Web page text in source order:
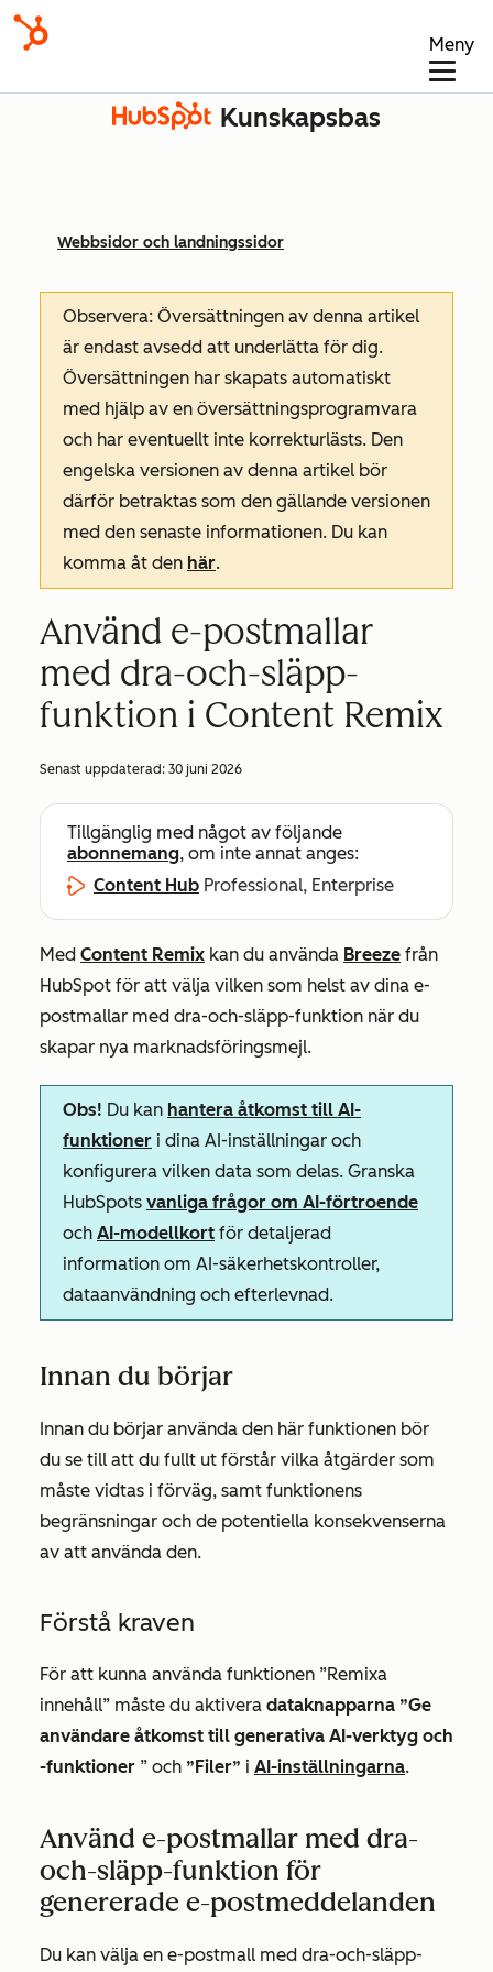
Meny
Kunskapsbas
Webbsidor och landningssidor
Observera: Översättningen av denna artikel
är endast avsedd att underlätta för dig.
Översättningen har skapats automatiskt
med hjälp av en översättningsprogramvara
och har eventuellt inte korrekturlästs. Den
engelska versionen av denna artikel bör
därför betraktas som den gällande versionen
med den senaste informationen. Du kan
komma åt den här.
Använd e-postmallar
med dra-och-släpp-
funktion i Content Remix
Senast uppdaterad: 30 juni 2026
Tillgänglig med något av följande
abonnemang, om inte annat anges:
Content Hub Professional, Enterprise
Med Content Remix kan du använda Breeze från
HubSpot för att välja vilken som helst av dina e-
postmallar med dra-och-släpp-funktion när du
skapar nya marknadsföringsmejl.
Obs! Du kan hantera åtkomst till AI-
funktioner i dina AI-inställningar och
konfigurera vilken data som delas. Granska
HubSpots vanliga frågor om AI-förtroende
och AI-modellkort för detaljerad
information om AI-säkerhetskontroller,
dataanvändning och efterlevnad.
Innan du börjar
Innan du börjar använda den här funktionen bör
du se till att du fullt ut förstår vilka åtgärder som
måste vidtas i förväg, samt funktionens
begränsningar och de potentiella konsekvenserna
av att använda den.
Förstå kraven
För att kunna använda funktionen ”Remixa
innehåll” måste du aktivera dataknapparna ”Ge
användare åtkomst till generativa AI-verktyg och
-funktioner ” och ”Filer” i AI-inställningarna.
Använd e-postmallar med dra-
och-släpp-funktion för
genererade e-postmeddelanden
Du kan välja en e-postmall med dra-och-släpp-